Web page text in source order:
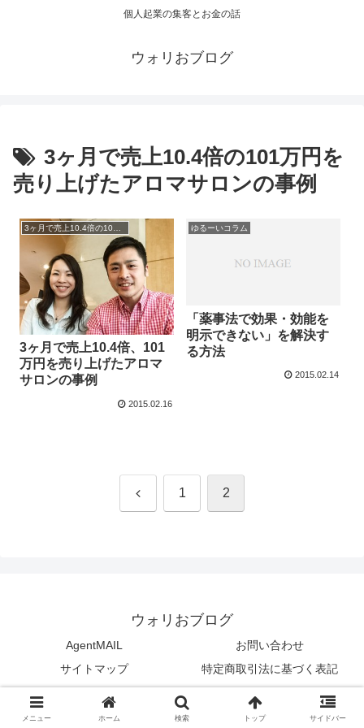
個人起業の集客とお金の話
ウォリおブログ
3ヶ月で売上10.4倍の101万円を
売り上げたアロマサロンの事例
3ヶ月で売上10.4倍、101
万円を売り上げたアロマ
サロンの事例
2015.02.16
ゆるーいコラム
「薬事法で効果・効能を
明示できない」を解決す
る方法
2015.02.14
前 1 2
ウォリおブログ
AgentMAIL
お問い合わせ
サイトマップ
特定商取引法に基づく表記
© 2012 ウォリおブログ.
メニュー ホーム 検索 トップ サイドバー